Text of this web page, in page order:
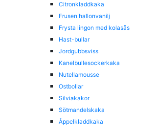
Citronkladdkaka
Frusen hallonvanilj
Frysta lingon med kolasås
Hast-bullar
Jordgubbsviss
Kanelbullesockerkaka
Nutellamousse
Ostbollar
Silviakakor
Sötmandelskaka
Åppelkladdkaka